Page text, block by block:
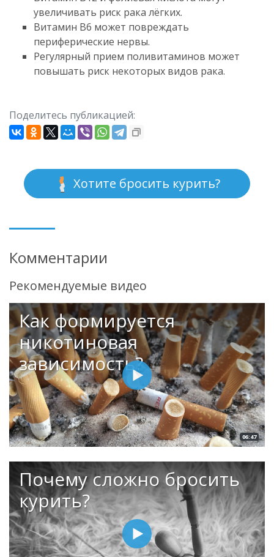
увеличивать риск рака лёгких.
Витамин B6 может повреждать
периферические нервы.
Регулярный прием поливитаминов может
повышать риск некоторых видов рака.
Поделитесь публикацией:
Хотите бросить курить?
Комментарии
Рекомендуемые видео
Как формируется
никотиновая
зависимость?
06:47
Почему сложно бросить
курить?